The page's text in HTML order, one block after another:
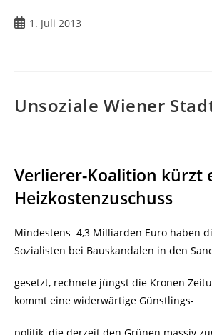
Beitrag1. Juli 2013
Unsoziale Wiener
Verlierer-Koalition kürzt
Heizkostenzuschuss
Mindestens 4,3 Milliarden Euro haben
Sozialisten bei Bauskandalen in den
gesetzt, rechnete jüngst die Kronen
kommt eine widerwärtige Günstlings-